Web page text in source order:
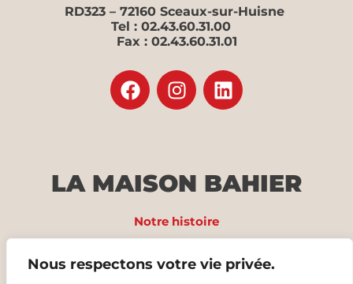
Nous respectons votre vie privée.
RD323 – 72160 Sceaux-sur-Huisne
Tel : 02.43.60.31.00
Fax : 02.43.60.31.01
LA MAISON BAHIER
Notre histoire